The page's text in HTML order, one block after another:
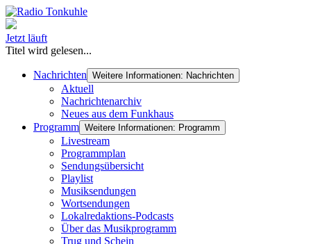
Jetzt läuft
Titel wird gelesen...
Nachrichten Weitere Informationen: Nachrichten
Aktuell
Nachrichtenarchiv
Neues aus dem Funkhaus
Programm Weitere Informationen: Programm
Livestream
Programmplan
Sendungsübersicht
Playlist
Musiksendungen
Wortsendungen
Lokalredaktions-Podcasts
Über das Musikprogramm
Trug und Schein